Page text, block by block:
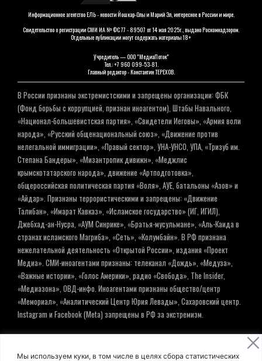
Мы используем куки, в том числе в целях сбора статистических
Информационное агентство ЕЛЬ - новости Йошкар-Олы и Марий Эл, интересное в России и мире.
Свидетельство о регистрации СМИ ИА № ФС 77 - 89507 от 14 мая 2025г., выдано Роскомнадзором.
Отдельные публикации могут содержать материалы 18+
Учредитель — ООО "МедиаПоток"
Тел.: +7 960 099-53-81.
Главный редактор - Константин ТЕРЕХОВ.
В России признаны экстремистскими и запрещены организации: ФБК
(Фонд борьбы с коррупцией, признан иноагентом), Штабы Навального,
«Национал-большевистская партия», «Свидетели Иеговы», «Армия воли
народа», «Русский общенациональный союз», «Движение против
нелегальной иммиграции», «Правый сектор», УНА-УНСО, УПА, «Тризуб им.
Степана Бандеры», «Мизантропик дивижн», «Меджлис
крымскотатарского народа», движение «Артподготовка»,
общероссийская политическая партия «Воля», АУЕ, батальоны «Азов» и
«Айдар». Признаны террористическими и запрещены: «Движение
Талибан», «Имарат Кавказ», «Исламское государство» (ИГ, ИГИЛ),
Джебхад-ан-Нусра, «АУМ Синрике», «Братья-мусульмане», «Аль-Каида в
странах исламского Магриба», «Сеть», «Колумбайн». В РФ признана
нежелательной деятельность «Открытой России», издания «Проект
Медиа». СМИ-иноагентами признаны: телеканал «Дождь», «Медуза»,
«Важные истории», «Голос Америки», радио «Свобода», The Insider,
«Медиазона», ОВД-инфо. Иноагентами признаны общество/центр
«Мемориал», «Аналитический Центр Юрия Левады», Сахаровский центр.
Instagram и Facebook (Metа) запрещены в РФ за экстремизм.
© ИНФОРМАЦИОННОЕ АГЕНТСТВО ЕЛЬ